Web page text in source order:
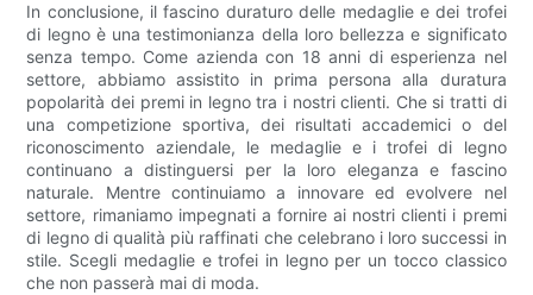
In conclusione, il fascino duraturo delle medaglie e dei trofei
di legno è una testimonianza della loro bellezza e significato
senza tempo. Come azienda con 18 anni di esperienza nel
settore, abbiamo assistito in prima persona alla duratura
popolarità dei premi in legno tra i nostri clienti. Che si tratti di
una competizione sportiva, dei risultati accademici o del
riconoscimento aziendale, le medaglie e i trofei di legno
continuano a distinguersi per la loro eleganza e fascino
naturale. Mentre continuiamo a innovare ed evolvere nel
settore, rimaniamo impegnati a fornire ai nostri clienti i premi
di legno di qualità più raffinati che celebrano i loro successi in
stile. Scegli medaglie e trofei in legno per un tocco classico
che non passerà mai di moda.